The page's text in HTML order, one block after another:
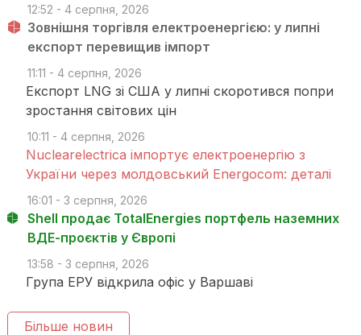
12:52 - 4 серпня, 2026
Зовнішня торгівля електроенергією: у липні
експорт перевищив імпорт
11:11 - 4 серпня, 2026
Експорт LNG зі США у липні скоротився попри
зростання світових цін
10:11 - 4 серпня, 2026
Nuclearelectrica імпортує електроенергію з
України через молдовський Energocom: деталі
16:01 - 3 серпня, 2026
Shell продає TotalEnergies портфель наземних
ВДЕ-проєктів у Європі
13:58 - 3 серпня, 2026
Група ЕРУ відкрила офіс у Варшаві
Більше новин